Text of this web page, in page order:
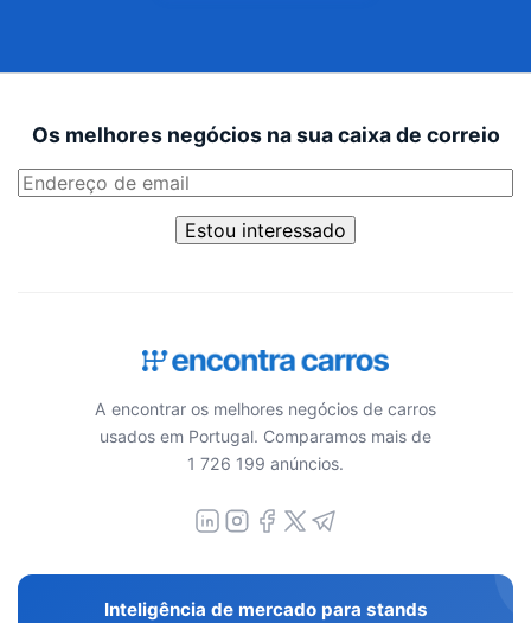
Os melhores negócios na sua caixa de correio
Estou interessado
A encontrar os melhores negócios de carros
usados em Portugal. Comparamos mais de
1 726 199 anúncios.
Inteligência de mercado para stands